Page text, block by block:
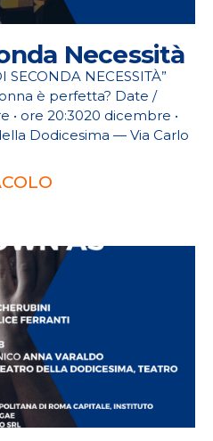
Necessità
SECONDA NECESSITÀ”
è perfetta? Date /
• ore 20:3020 dicembre •
Dodicesima — Via Carlo